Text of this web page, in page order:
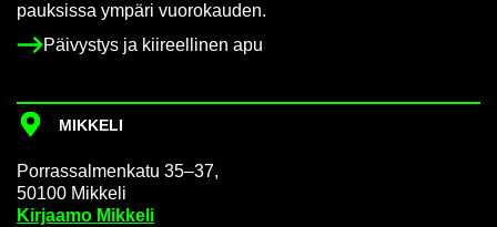
pauk­sis­sa ym­pä­ri vuo­ro­kau­den.
Päi­vys­tys ja kii­reel­li­nen apu
MIK­KE­LI
Por­ras­sal­men­ka­tu 35–37,
50100 Mik­ke­li
Kir­jaa­mo Mik­ke­li